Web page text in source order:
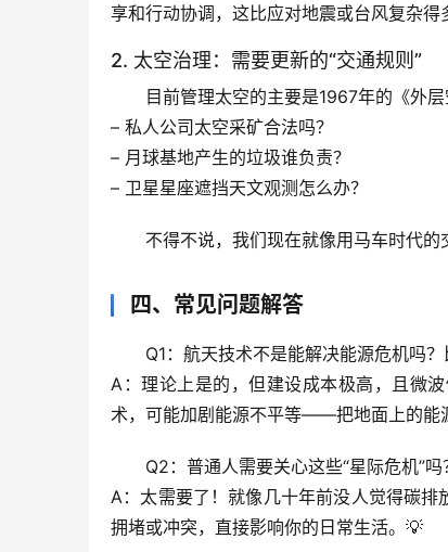
享和行动协调，这比应对地震或台风复杂得
2. 太空治理：需要更新的“交通规则”
目前管理太空的主要是1967年的《外
– 私人公司太空采矿合法吗？
– 月球基地产生的垃圾谁负责？
– 卫星星座遮挡天文观测怎么办？
不得不说，我们现在就像用马车时代的
四、常见问题解答
Q1：航天技术不是能解决能源危机吗？
A：理论上是的，但建设成本极高，且微
术，可能加剧能源不平等——把地面上的能
Q2：普通人需要关心这些“星际危机”吗
A：太需要了！就像几十年前没人觉得碳
拥堵或冲突，直接影响你的日常生活。💡